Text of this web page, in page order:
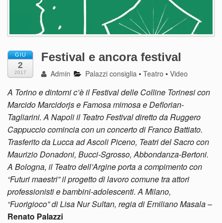
GIU
2
2017
Festival e ancora festival
Admin Palazzi consiglia •Teatro •Video
A Torino e dintorni c’è il Festival delle Colline Torinesi con
Marcido Marcidorjs e Famosa mimosa e Deflorian-
Tagliarini. A Napoli il Teatro Festival diretto da Ruggero
Cappuccio comincia con un concerto di Franco Battiato.
Trasferito da Lucca ad Ascoli Piceno, Teatri del Sacro con
Maurizio Donadoni, Bucci-Sgrosso, Abbondanza-Bertoni.
A Bologna, il Teatro dell’Argine porta a compimento con
“Futuri maestri” il progetto di lavoro comune tra attori
professionisti e bambini-adolescenti. A Milano,
“Fuorigioco” di Lisa Nur Sultan, regia di Emiliano Masala–
Renato Palazzi